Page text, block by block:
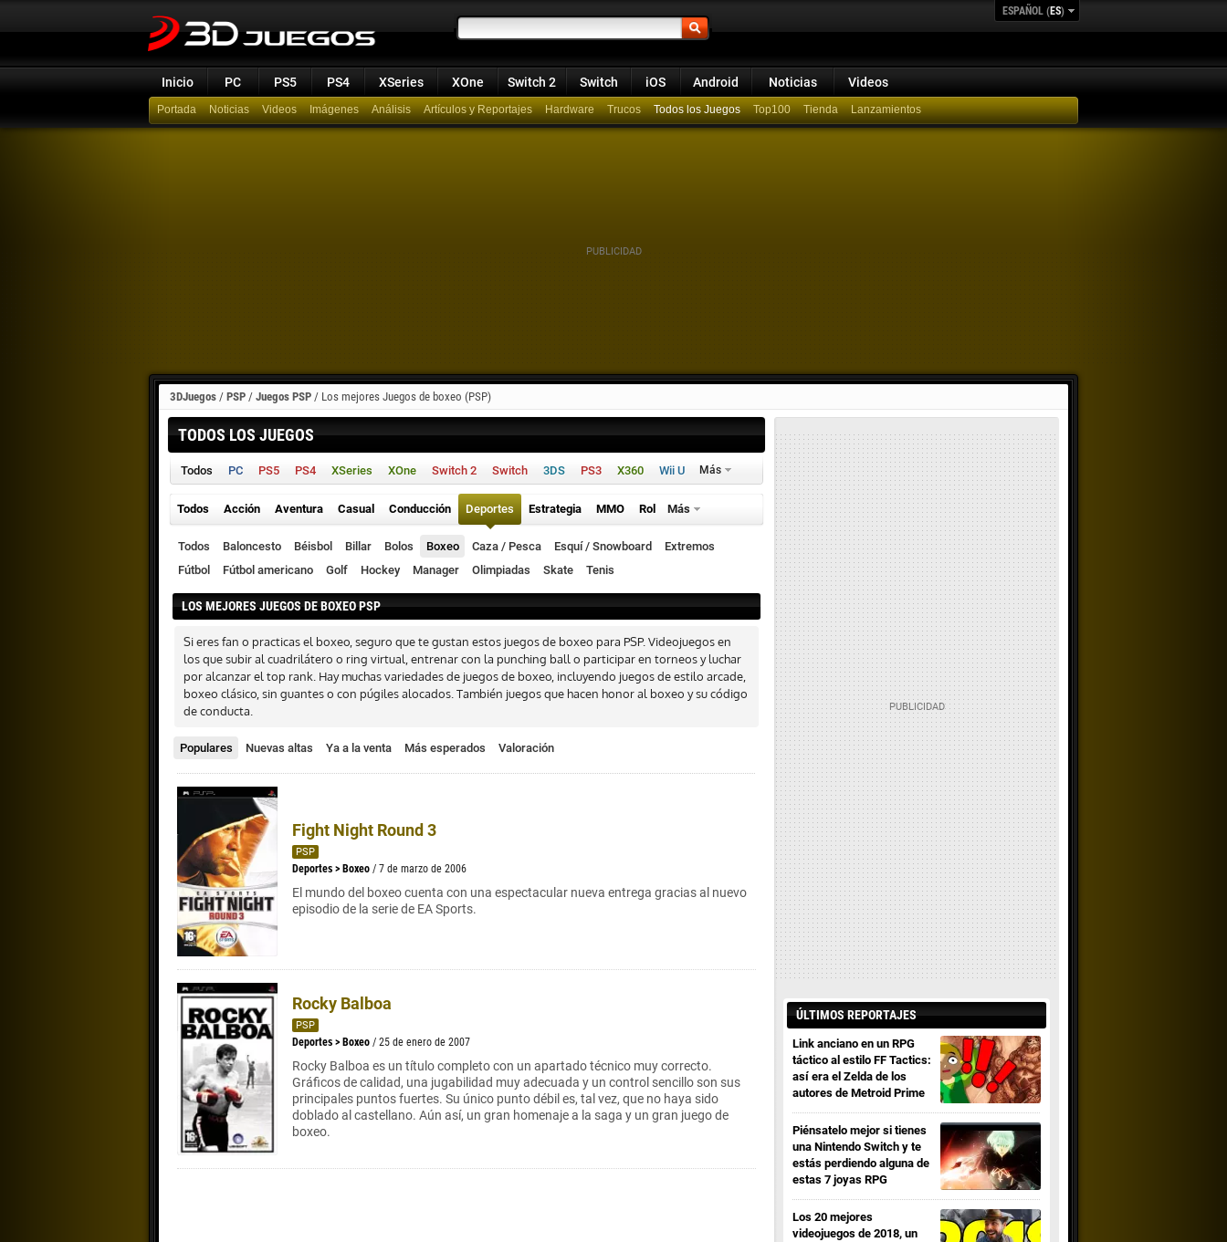
ESPAÑOL (ES)
Inicio PC PS5 PS4 XSeries XOne Switch 2 Switch iOS Android Noticias Videos
Portada Noticias Videos Imágenes Análisis Artículos y Reportajes Hardware Trucos Todos los Juegos Top100 Lanzamientos
3DJuegos / PSP / Juegos PSP / Los mejores Juegos de boxeo (PSP)
TODOS LOS JUEGOS
Todos PC PS5 PS4 XSeries XOne Switch 2 Switch 3DS PS3 X360 Wii U Más
Todos Acción Aventura Casual Conducción Deportes Estrategia MMO Rol Más
Todos Baloncesto Béisbol Billar Bolos Boxeo Caza / Pesca Esquí / Snowboard
Extremos
Fútbol
Fútbol americano Golf Hockey Manager Olimpiadas Skate Tenis
LOS MEJORES JUEGOS DE BOXEO PSP
Si eres fan o practicas el boxeo, seguro que te gustan estos juegos de boxeo para PSP. Videojuegos en
los que subir al cuadrilátero o ring virtual, entrenar con la punching ball o participar en torneos y luchar
por alcanzar el top rank. Hay muchas variedades de juegos de boxeo, incluyendo juegos de estilo arcade,
boxeo clásico, sin guantes o con púgiles alocados. También juegos que hacen honor al boxeo y su código
de conducta.
Populares Nuevas altas Ya a la venta Más esperados Valoración
Fight Night Round 3
PSP
Deportes > Boxeo / 7 de marzo de 2006
El mundo del boxeo cuenta con una espectacular nueva entrega gracias al nuevo
episodio de la serie de EA Sports.
Rocky Balboa
PSP
Deportes > Boxeo / 25 de enero de 2007
Rocky Balboa es un título completo con un apartado técnico muy correcto.
Gráficos de calidad, una jugabilidad muy adecuada y un control sencillo son sus
principales puntos fuertes. Su único punto débil es, tal vez, que no haya sido
doblado al castellano. Aún así, un gran homenaje a la saga y un gran juego de
boxeo.
ÚLTIMOS REPORTAJES
Link anciano en un RPG
táctico al estilo FF Tactics:
así era el Zelda de los
autores de Metroid Prime
Piénsatelo mejor si tienes
una Nintendo Switch y te
estás perdiendo alguna de
estas 7 joyas RPG
Los 20 mejores
videojuegos de 2018, un